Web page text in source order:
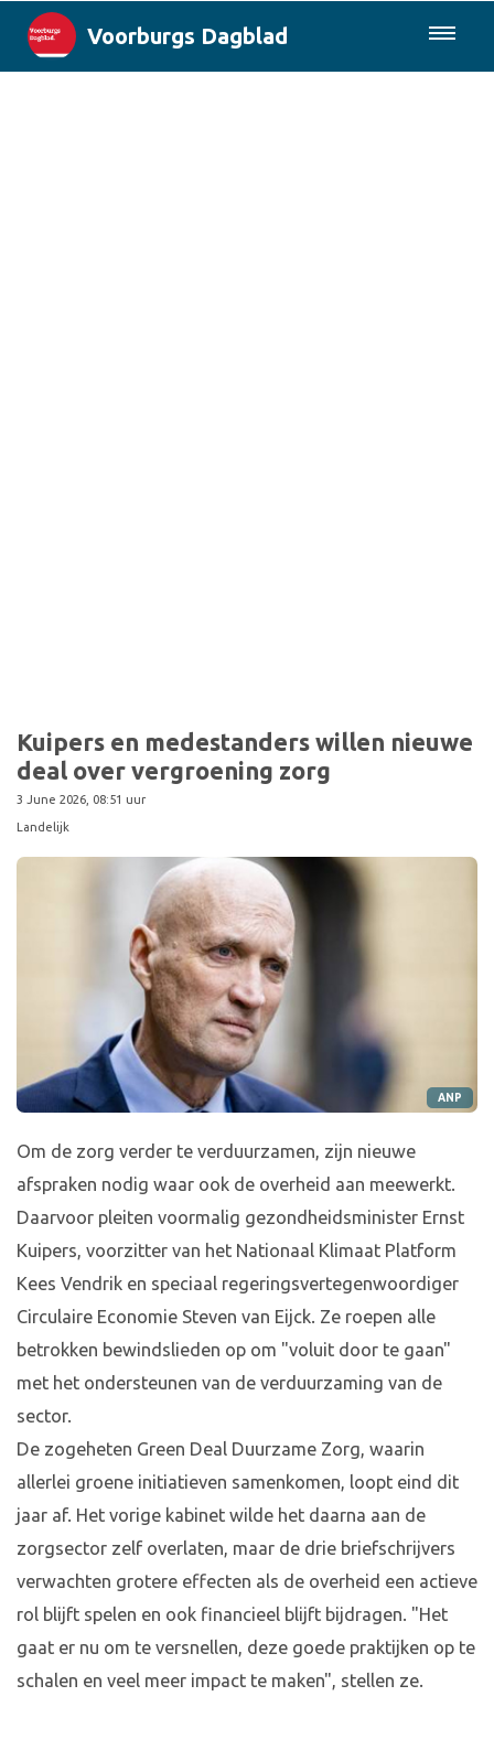
Voorburgs Dagblad
Kuipers en medestanders willen nieuwe
deal over vergroening zorg
3 June 2026, 08:51 uur
Landelijk
ANP
Om de zorg verder te verduurzamen, zijn nieuwe
afspraken nodig waar ook de overheid aan meewerkt.
Daarvoor pleiten voormalig gezondheidsminister Ernst
Kuipers, voorzitter van het Nationaal Klimaat Platform
Kees Vendrik en speciaal regeringsvertegenwoordiger
Circulaire Economie Steven van Eijck. Ze roepen alle
betrokken bewindslieden op om "voluit door te gaan"
met het ondersteunen van de verduurzaming van de
sector.
De zogeheten Green Deal Duurzame Zorg, waarin
allerlei groene initiatieven samenkomen, loopt eind dit
jaar af. Het vorige kabinet wilde het daarna aan de
zorgsector zelf overlaten, maar de drie briefschrijvers
verwachten grotere effecten als de overheid een actieve
rol blijft spelen en ook financieel blijft bijdragen. "Het
gaat er nu om te versnellen, deze goede praktijken op te
schalen en veel meer impact te maken", stellen ze.